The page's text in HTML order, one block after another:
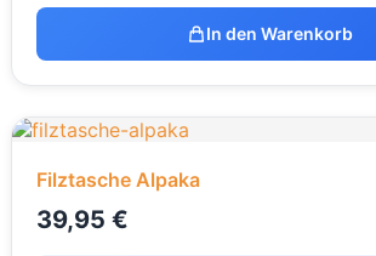
In den Warenkorb
Filztasche Alpaka
39,95 €